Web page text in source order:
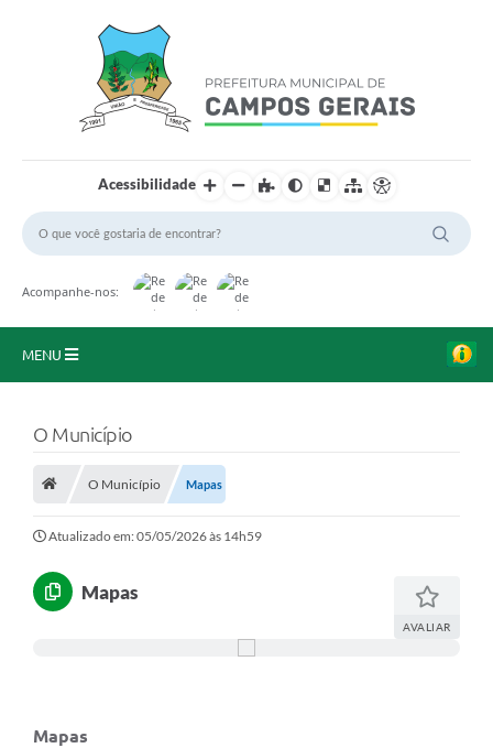
Acessibilidade
Acompanhe-nos:
MENU
O Município
A Prefeitura
Portal da Transparência
Secretarias
O Município
O Município Mapas
Atualizado em: 05/05/2026 às 14h59
Mapas
AVALIAR
Mapas